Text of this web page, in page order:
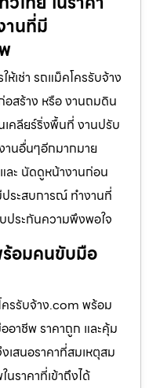
านที่มี
เช่า รถแม็คโครรับจ้าง
อสร้าง หรือ งานถมดิน
คลียร์ริ่งพื้นที่ งานปรับ
นอื่นๆอีกมากมาย
ละ นัดดูหน้างานก่อน
ระสบการณ์ ทำงานที่
ประกันความพึงพอใจ
ร้อมคนขับมือ
ครรับจ้าง.com พร้อม
าชีพ ราคาถูก และคุ้ม
เสนอราคาที่สมเหตุสม
ราคาที่เข้าถึงได้